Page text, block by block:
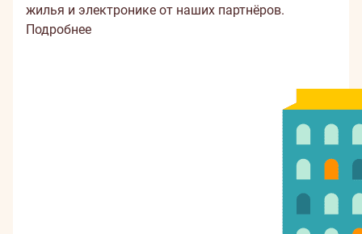
жилья и электронике от наших партнёров.
Подробнее